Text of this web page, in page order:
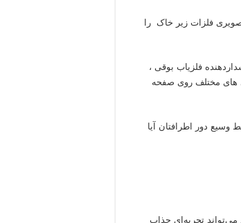
فلزات زیر خاک را
فلزیاب بوقی ،
های مختلف روی صفحه
وسیع دور اطرافتان آیا
می‌تواند تجربه‌ای جذاب